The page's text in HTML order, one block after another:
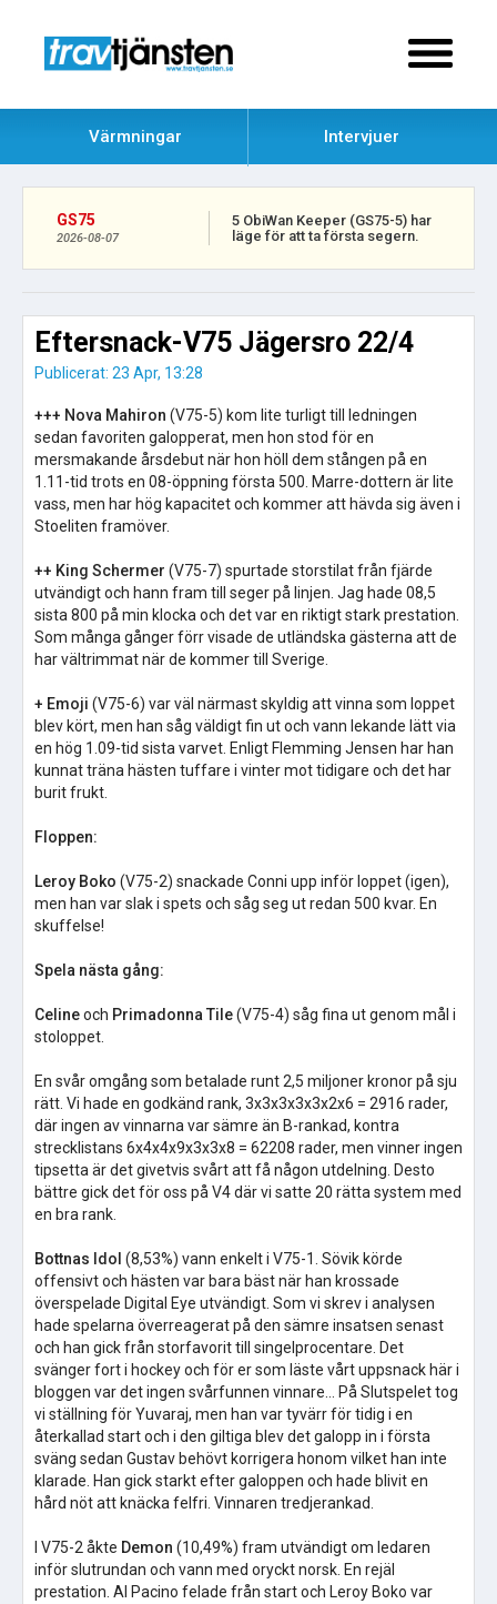
Värmningar Intervjuer
GS75
2026-08-07
5 ObiWan Keeper (GS75-5) har
läge för att ta första segern.
Eftersnack-V75 Jägersro 22/4
Publicerat: 23 Apr, 13:28
+++ Nova Mahiron (V75-5) kom lite turligt till ledningen
sedan favoriten galopperat, men hon stod för en
mersmakande årsdebut när hon höll dem stången på en
1.11-tid trots en 08-öppning första 500. Marre-dottern är lite
vass, men har hög kapacitet och kommer att hävda sig även i
Stoeliten framöver.
++ King Schermer (V75-7) spurtade storstilat från fjärde
utvändigt och hann fram till seger på linjen. Jag hade 08,5
sista 800 på min klocka och det var en riktigt stark prestation.
Som många gånger förr visade de utländska gästerna att de
har vältrimmat när de kommer till Sverige.
+ Emoji (V75-6) var väl närmast skyldig att vinna som loppet
blev kört, men han såg väldigt fin ut och vann lekande lätt via
en hög 1.09-tid sista varvet. Enligt Flemming Jensen har han
kunnat träna hästen tuffare i vinter mot tidigare och det har
burit frukt.
Floppen:
Leroy Boko (V75-2) snackade Conni upp inför loppet (igen),
men han var slak i spets och såg seg ut redan 500 kvar. En
skuffelse!
Spela nästa gång:
Celineoch Primadonna Tile(V75-4) såg fina ut genom mål i
stoloppet.
En svår omgång som betalade runt 2,5 miljoner kronor på sju
rätt. Vi hade en godkänd rank, 3x3x3x3x3x2x6 = 2916 rader,
där ingen av vinnarna var sämre än B-rankad, kontra
strecklistans 6x4x4x9x3x3x8 = 62208 rader, men vinner ingen
tipsetta är det givetvis svårt att få någon utdelning. Desto
bättre gick det för oss på V4 där vi satte 20 rätta system med
en bra rank.
Bottnas Idol (8,53%) vann enkelt i V75-1. Sövik körde
offensivt och hästen var bara bäst när han krossade
överspelade Digital Eye utvändigt. Som vi skrev i analysen
hade spelarna överreagerat på den sämre insatsen senast
och han gick från storfavorit till singelprocentare. Det
svänger fort i hockey och för er som läste vårt uppsnack här i
bloggen var det ingen svårfunnen vinnare… På Slutspelet tog
vi ställning för Yuvaraj, men han var tyvärr för tidig i en
återkallad start och i den giltiga blev det galopp in i första
sväng sedan Gustav behövt korrigera honom vilket han inte
klarade. Han gick starkt efter galoppen och hade blivit en
hård nöt att knäcka felfri. Vinnaren tredjerankad.
I V75-2 åkte Demon (10,49%) fram utvändigt om ledaren
inför slutrundan och vann med oryckt norsk. En rejäl
prestation. Al Pacino felade från start och Leroy Boko var